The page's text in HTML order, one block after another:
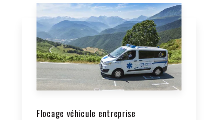
Flocage véhicule entreprise